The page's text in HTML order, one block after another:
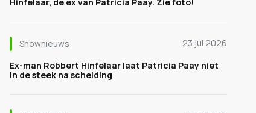
Shownieuws
23 jul 2026
Ex-man Robbert Hinfelaar laat Patricia Paay niet
in de steek na scheiding